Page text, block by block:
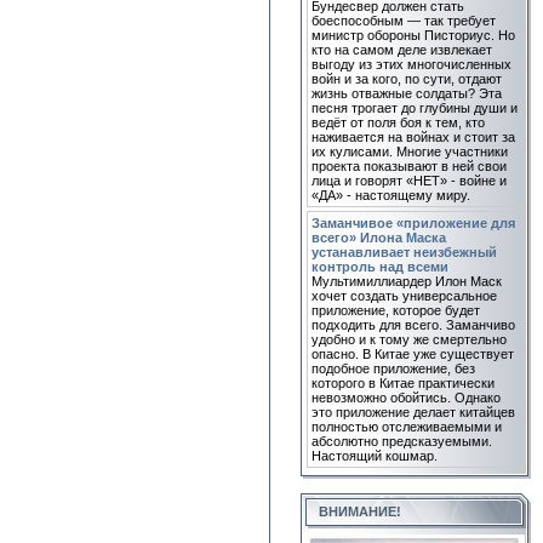
Бундесвер должен стать
боеспособным — так требует
министр обороны Писториус. Но
кто на самом деле извлекает
выгоду из этих многочисленных
войн и за кого, по сути, отдают
жизнь отважные солдаты? Эта
песня трогает до глубины души и
ведёт от поля боя к тем, кто
наживается на войнах и стоит за
их кулисами. Многие участники
проекта показывают в ней свои
лица и говорят «НЕТ» - войне и
«ДА» - настоящему миру.
Заманчивое «приложение для
всего» Илона Маска
устанавливает неизбежный
контроль над всеми
Мультимиллиардер Илон Маск
хочет создать универсальное
приложение, которое будет
подходить для всего. Заманчиво
удобно и к тому же смертельно
опасно. В Китае уже существует
подобное приложение, без
которого в Китае практически
невозможно обойтись. Однако
это приложение делает китайцев
полностью отслеживаемыми и
абсолютно предсказуемыми.
Настоящий кошмар.
ВНИМАНИЕ!